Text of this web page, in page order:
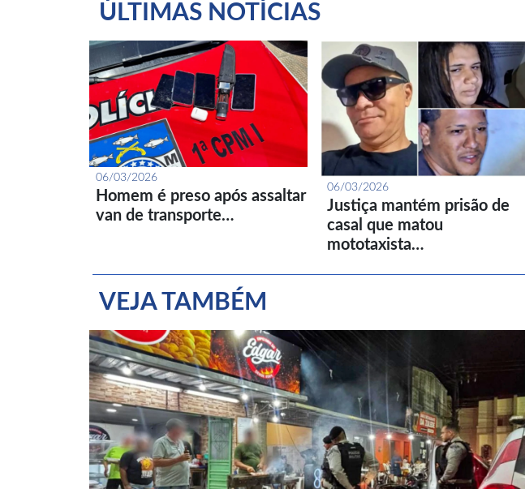
ÚLTIMAS NOTÍCIAS
06/03/2026
Homem é preso após assaltar
van de transporte…
06/03/2026
Justiça mantém prisão de
casal que matou
mototaxista…
VEJA TAMBÉM